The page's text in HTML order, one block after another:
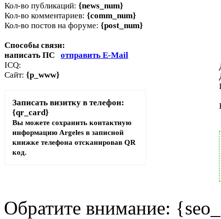
Кол-во публикаций: {news_num}
Кол-во комментариев: {comm_num}
Кол-во постов на форуме: {post_num}
Способы связи:
написать ПС отправить E-Mail
ICQ:
Сайт: {p_www}
Записать визитку в телефон:
{qr_card}
Вы можете сохранить контактную
информацию Argeles в записной
книжке телефона отсканировав QR
код.
Обратите внимание: